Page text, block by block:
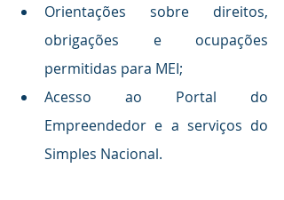
Orientações sobre direitos,
obrigações e ocupações
permitidas para MEI;
Acesso ao Portal do
Empreendedor e a serviços do
Simples Nacional.